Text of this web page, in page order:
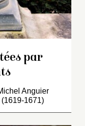
par
Anguier
1671)